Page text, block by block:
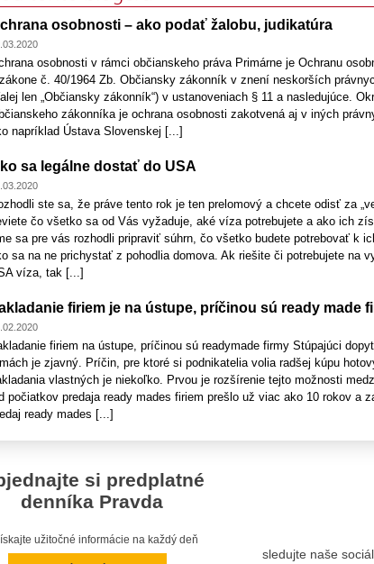
osobnosti – ako podať žalobu, judikatúra
osobnosti v rámci občianskeho práva Primárne je Ochranu
č. 40/1964 Zb. Občiansky zákonník v znení neskorších
len „Občiansky zákonník“) v ustanoveniach § 11 a nasledujúce.
zákonníka je ochrana osobnosti zakotvená aj v iných
napríklad Ústava Slovenskej [...]
sa legálne dostať do USA
ste sa, že práve tento rok je ten prelomový a chcete odisť za
čo všetko sa od Vás vyžaduje, aké víza potrebujete a ako ich
sa pre vás rozhodli pripraviť súhrn, čo všetko budete potrebovať k
sa na ne prichystať z pohodlia domova. Ak riešite či potrebujete na
víza, tak [...]
firiem je na ústupe, príčinou sú ready made
firiem na ústupe, príčinou sú readymade firmy Stúpajúci
je zjavný. Príčin, pre ktoré si podnikatelia volia radšej kúpu
vlastných je niekoľko. Prvou je rozšírenie tejto možnosti
počiatkov predaja ready mades firiem prešlo už viac ako 10 rokov a
ready mades [...]
si predplatné
denníka Pravda
užitočné informácie na každý deň
sledujte naše